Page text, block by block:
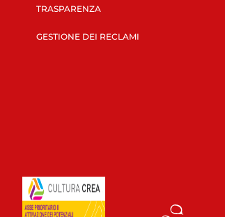
TRASPARENZA
GESTIONE DEI RECLAMI